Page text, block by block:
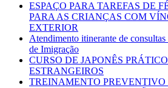
ESPAÇO PARA TAREFAS DE
PARA AS CRIANÇAS COM
EXTERIOR
Atendimento itinerante de
de Imigração
CURSO DE JAPONÊS
ESTRANGEIROS
TREINAMENTO